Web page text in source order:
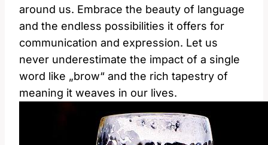
around us. Embrace the beauty of language
and the endless possibilities it offers for
communication and expression. Let us
never underestimate the impact of a single
word like „brow“ and the rich tapestry of
meaning it weaves in our lives.